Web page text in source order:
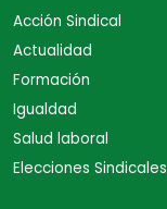
Acción Sindical
Actualidad
Formación
Igualdad
Salud laboral
Elecciones Sindicales